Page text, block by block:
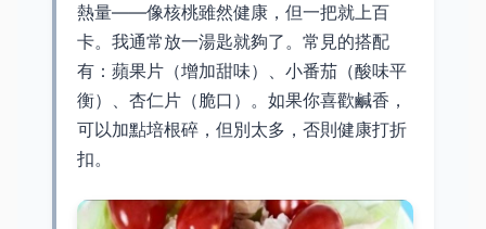
熱量——像核桃雖然健康，但一把就上百
卡。我通常放一湯匙就夠了。常見的搭配
有：蘋果片（增加甜味）、小番茄（酸味平
衡）、杏仁片（脆口）。如果你喜歡鹹香，
可以加點培根碎，但別太多，否則健康打折
扣。